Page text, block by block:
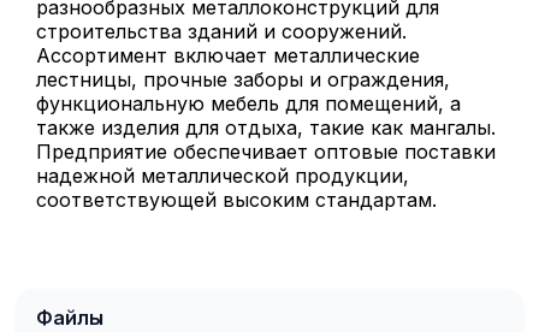
разнообразных металлоконструкций для
строительства зданий и сооружений.
Ассортимент включает металлические
лестницы, прочные заборы и ограждения,
функциональную мебель для помещений, а
также изделия для отдыха, такие как мангалы.
Предприятие обеспечивает оптовые поставки
надежной металлической продукции,
соответствующей высоким стандартам.
Файлы